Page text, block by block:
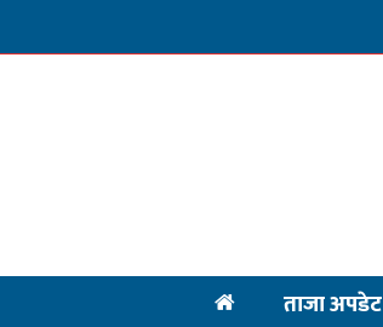
ताजा अपडेट